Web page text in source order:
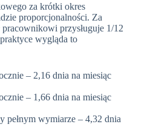
za krótki okres
proporcjonalności. Za
przysługuje 1/12
wygląda to
– 2,16 dnia na miesiąc
– 1,66 dnia na miesiąc
pełnym wymiarze – 4,32 dnia